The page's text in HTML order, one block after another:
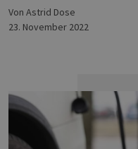
von Astrid Dose
23. November 2022